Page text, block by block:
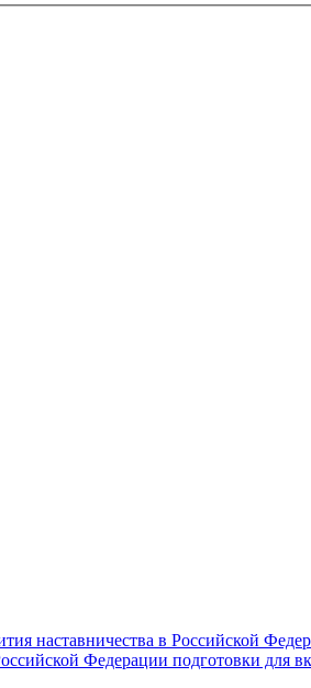
наставничества в Российской
Федерации подготовки для